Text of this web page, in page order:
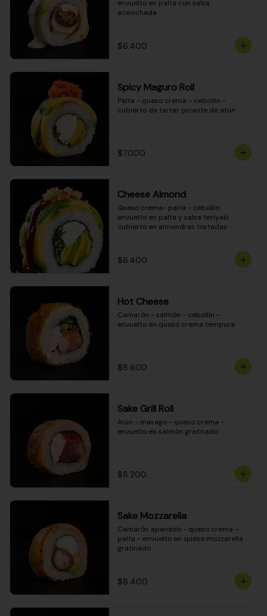
envuelto en palta con salsa
acevichada
$6.400
Spicy Maguro Roll
Palta - queso crema - cebollín -
cubierto de tartar picante de atún
$7.000
Cheese Almond
Queso crema- palta - cebollín
envuelto en palta y salsa teriyaki
cubierto en almendras tostadas
$6.400
Hot Cheese
Camarón - salmón - cebollín -
envuelto en queso crema tempura
$8.600
Sake Grill Roll
Atún - masago - queso crema -
envuelto en salmón gratinado
$8.200
Sake Mozzarella
Camarón apanado - queso crema -
palta - envuelto en queso mozzarella
gratinado
$8.400